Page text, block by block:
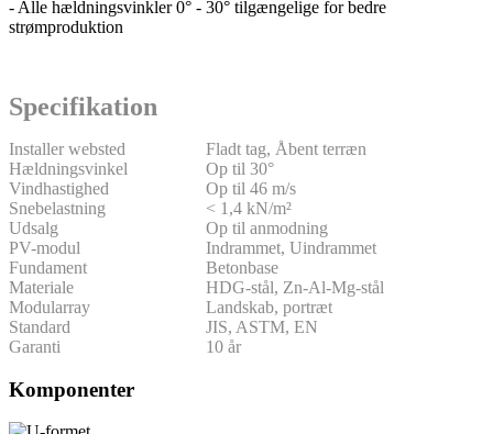
- Alle hældningsvinkler 0° - 30° tilgængelige for bedre
strømproduktion
Specifikation
Installer websted
Fladt tag, Åbent terræn
Hældningsvinkel
Op til 30°
Vindhastighed
Op til 46 m/s
Snebelastning
< 1,4 kN/m²
Udsalg
Op til anmodning
PV-modul
Indrammet, Uindrammet
Fundament
Betonbase
Materiale
HDG-stål, Zn-Al-Mg-stål
Modularray
Landskab, portræt
Standard
JIS, ASTM, EN
Garanti
10 år
Komponenter